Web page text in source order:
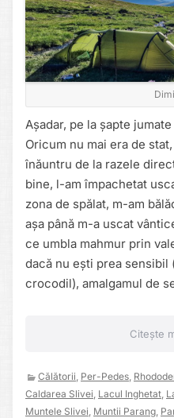
Așadar, pe la șapte
Oricum nu mai era de
înăuntru de la razele
bine, l-am împachetat
zona de spălat, m-am
așa până m-a uscat
ce umbla mahmur prin
dacă nu ești prea
crocodil), amalgamul de
Citește
Călătorii Per-Pedes
Caldarea Slivei Lacul Inghetat
Muntele Slivei Muntii Parang